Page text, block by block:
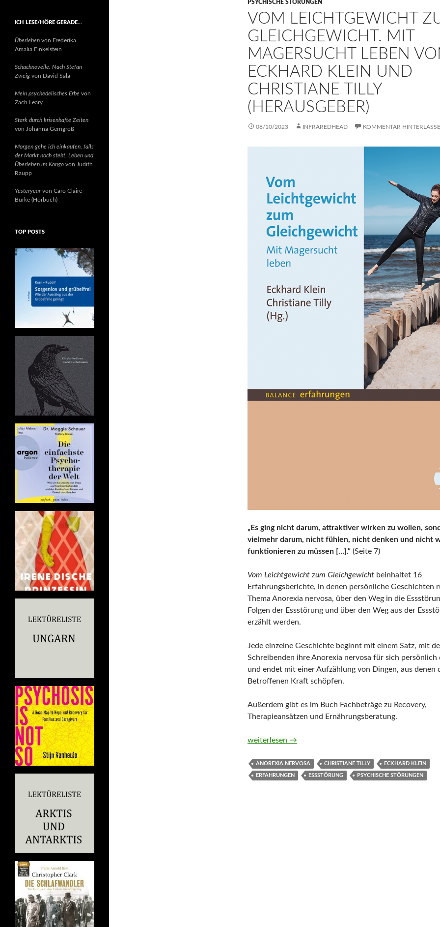
PSYCHISCHE STÖRUNGEN
VOM LEICHTGEWICHT
GLEICHGEWICHT. MIT
MAGERSUCHT LEBEN
ECKHARD KLEIN UND
CHRISTIANE TILLY
(HERAUSGEBER)
08/10/2023 INFRAREDHEAD KOMMENTAR
„Es ging nicht darum, attraktiver wirken zu wollen,
vielmehr darum, nicht fühlen, nicht denken und nicht
funktionieren zu müssen […].“ (Seite 7)
Vom Leichtgewicht zum Gleichgewicht beinhaltet 16
Erfahrungsberichte, in denen persönliche Geschichten
Thema Anorexia nervosa, über den Weg in die
Folgen der Essstörung und über den Weg aus der
erzählt werden.
Jede einzelne Geschichte beginnt mit einem Satz, mit
Schreibenden ihre Anorexia nervosa für sich persönlich
und endet mit einer Aufzählung von Dingen, aus denen
Betroffenen Kraft schöpfen.
Außerdem gibt es im Buch Fachbeträge zu Recovery,
Therapieansätzen und Ernährungsberatung.
Vom Leichtgewicht zum Gleichgewicht. Mit
weiterlesen →
ANOREXIA NERVOSA CHRISTIANE TILLY ECKHARD KLEIN
ERFAHRUNGEN ESSSTÖRUNG PSYCHISCHE STÖRUNGEN
ICH LESE/HÖRE GERADE…
Überleben von Frederika
Amalia Finkelstein
Schachnovelle. Nach Stefan
Zweig von David Sala
Mein psychedelisches Erbe von
Zach Leary
Stark durch krisenhafte Zeiten
von Johanna Gerngroß
Morgen gehe ich einkaufen, falls
der Markt noch steht. Leben und
Überleben im Kongo von Judith
Raupp
Yesteryearvon Caro Claire
Burke (Hörbuch)
TOP POSTS